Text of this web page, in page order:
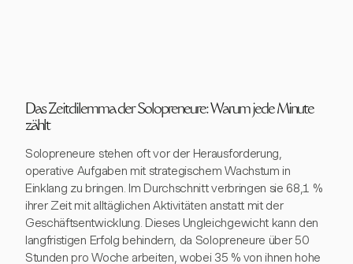
Das Zeitdilemma der Solopreneure: Warum jede Minute
zählt
Solopreneure stehen oft vor der Herausforderung,
operative Aufgaben mit strategischem Wachstum in
Einklang zu bringen. Im Durchschnitt verbringen sie 68,1 %
ihrer Zeit mit alltäglichen Aktivitäten anstatt mit der
Geschäftsentwicklung. Dieses Ungleichgewicht kann den
langfristigen Erfolg behindern, da Solopreneure über 50
Stunden pro Woche arbeiten, wobei 35 % von ihnen hohe